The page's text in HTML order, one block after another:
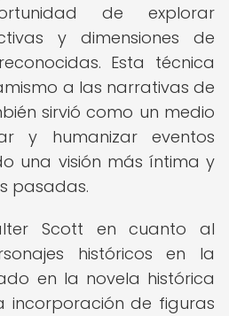
de explorar
y dimensiones de
Esta técnica
a las narrativas de
sirvió como un medio
y humanizar eventos
una visión más íntima y
pasadas.
Scott en cuanto al
históricos en la
en la novela histórica
incorporación de figuras